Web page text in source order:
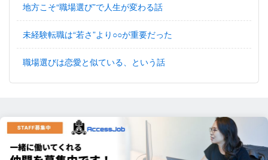
地方こそ“職場選び”で人生が変わる話
未経験転職は“若さ”より○○が重要だった
職場選びは恋愛と似ている、という話